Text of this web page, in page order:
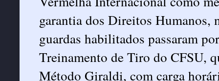
garantia dos Direitos Humanos,
guardas habilitados passaram
Treinamento de Tiro do CFSU,
Método Giraldi, com carga